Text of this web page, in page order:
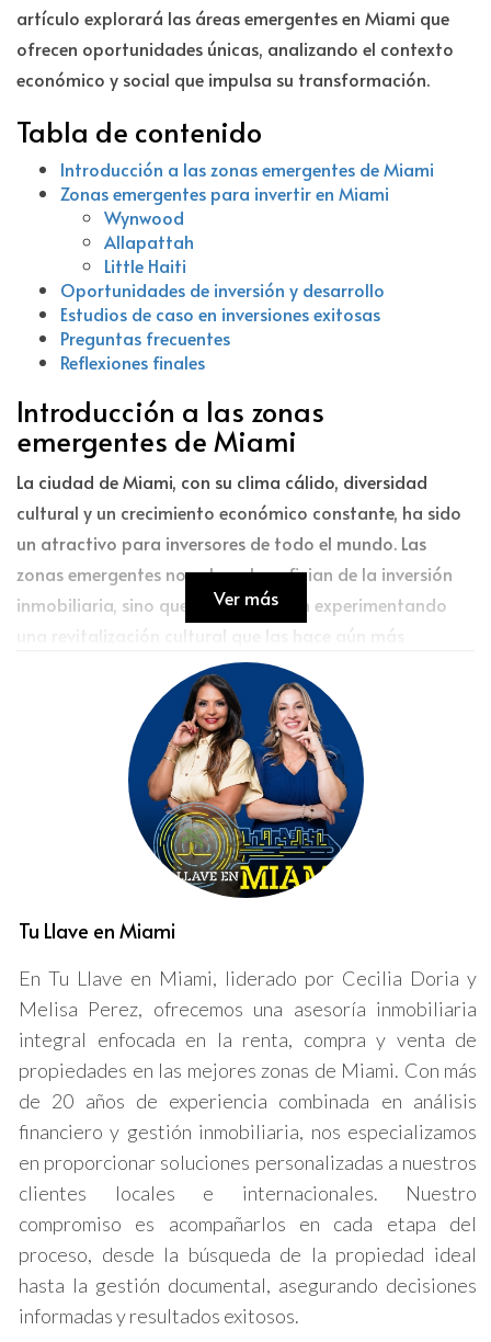
artículo explorará las áreas emergentes en Miami que
ofrecen oportunidades únicas, analizando el contexto
económico y social que impulsa su transformación.
Tabla de contenido
Introducción a las zonas emergentes de Miami
Zonas emergentes para invertir en Miami
Wynwood
Allapattah
Little Haiti
Oportunidades de inversión y desarrollo
Estudios de caso en inversiones exitosas
Preguntas frecuentes
Reflexiones finales
Introducción a las zonas
emergentes de Miami
La ciudad de Miami, con su clima cálido, diversidad
cultural y un crecimiento económico constante, ha sido
un atractivo para inversores de todo el mundo. Las
zonas emergentes no solo se benefician de la inversión
inmobiliaria, sino que también están experimentando
una revitalización cultural que las hace aún más
atractivas. La reciente llegada de empresas
tecnológicas, startups e industrias creativas ha
impulsado un desarrollo urbano significativo. En este
contexto, es esencial identificar las áreas en crecimiento
para maximizar las oportunidades de inversión.
Zonas emergentes para invertir en
el centro de la transformación urbana. A continuación,
exploraremos algunas de las más prometedoras.
Wynwood
Wynwood se ha consolidado como uno de los barrios
más vibrantes de Miami, conocido por su arte callejero y
su cultura creativa. Este distrito ha visto un aumento en
la inversión en propiedades comerciales y residenciales,
impulsado por la llegada de galerías de arte, boutiques
y restaurantes innovadores. Con una mezcla de historia
y modernidad, Wynwood es un bien preciado para
aquellos que buscan invertir en un ambiente dinámico.
La reciente expansión del vecindario ha atraído la
Ver más
Tu Llave en Miami
En Tu Llave en Miami, liderado por Cecilia Doria y
Melisa Perez, ofrecemos una asesoría inmobiliaria
integral enfocada en la renta, compra y venta de
propiedades en las mejores zonas de Miami. Con más
de 20 años de experiencia combinada en análisis
financiero y gestión inmobiliaria, nos especializamos
en proporcionar soluciones personalizadas a nuestros
clientes locales e internacionales. Nuestro
compromiso es acompañarlos en cada etapa del
proceso, desde la búsqueda de la propiedad ideal
hasta la gestión documental, asegurando decisiones
informadas y resultados exitosos.